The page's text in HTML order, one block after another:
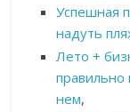
Успешная
надуть
Лето +
правильно
нем,